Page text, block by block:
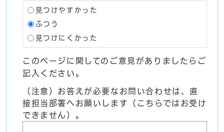
見つけやすかった
ふつう
見つけにくかった
このページに関してのご意見がありましたらご
記入ください。
（注意）お答えが必要なお問い合わせは、直
接担当部署へお願いします（こちらではお受け
できません）。